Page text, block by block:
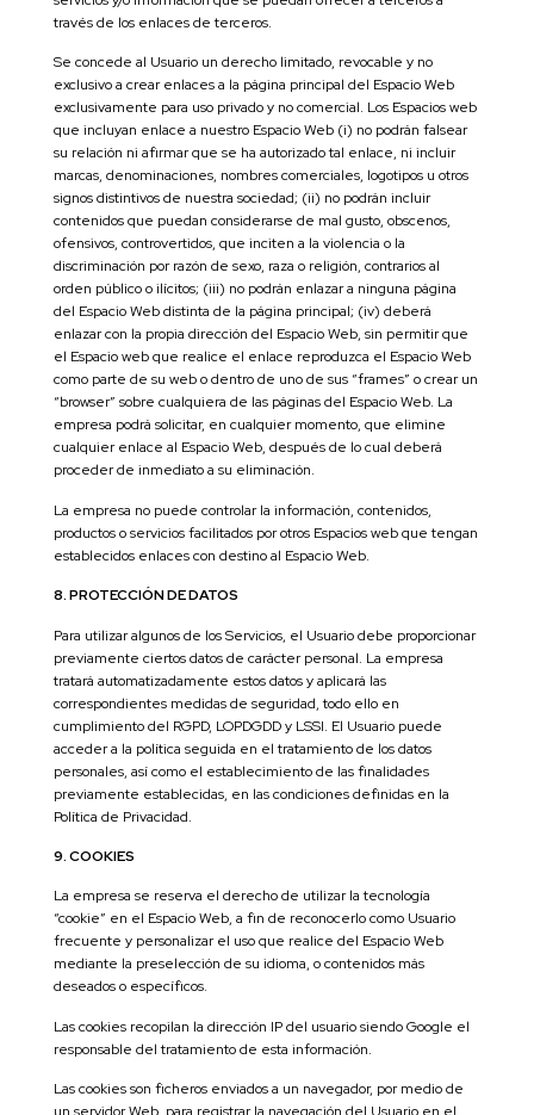
través de los enlaces de terceros.
Se concede al Usuario un derecho limitado, revocable y no
exclusivo a crear enlaces a la página principal del Espacio Web
exclusivamente para uso privado y no comercial. Los Espacios web
que incluyan enlace a nuestro Espacio Web (i) no podrán falsear
su relación ni afirmar que se ha autorizado tal enlace, ni incluir
marcas, denominaciones, nombres comerciales, logotipos u otros
signos distintivos de nuestra sociedad; (ii) no podrán incluir
contenidos que puedan considerarse de mal gusto, obscenos,
ofensivos, controvertidos, que inciten a la violencia o la
discriminación por razón de sexo, raza o religión, contrarios al
orden público o ilícitos; (iii) no podrán enlazar a ninguna página
del Espacio Web distinta de la página principal; (iv) deberá
enlazar con la propia dirección del Espacio Web, sin permitir que
el Espacio web que realice el enlace reproduzca el Espacio Web
como parte de su web o dentro de uno de sus “frames” o crear un
“browser” sobre cualquiera de las páginas del Espacio Web. La
empresa podrá solicitar, en cualquier momento, que elimine
cualquier enlace al Espacio Web, después de lo cual deberá
proceder de inmediato a su eliminación.
La empresa no puede controlar la información, contenidos,
productos o servicios facilitados por otros Espacios web que tengan
establecidos enlaces con destino al Espacio Web.
8. PROTECCIÓN DE DATOS
Para utilizar algunos de los Servicios, el Usuario debe proporcionar
previamente ciertos datos de carácter personal. La empresa
tratará automatizadamente estos datos y aplicará las
correspondientes medidas de seguridad, todo ello en
cumplimiento del RGPD, LOPDGDD y LSSI. El Usuario puede
acceder a la política seguida en el tratamiento de los datos
personales, así como el establecimiento de las finalidades
previamente establecidas, en las condiciones definidas en la
Política de Privacidad.
9. COOKIES
La empresa se reserva el derecho de utilizar la tecnología
“cookie” en el Espacio Web, a fin de reconocerlo como Usuario
frecuente y personalizar el uso que realice del Espacio Web
mediante la preselección de su idioma, o contenidos más
deseados o específicos.
Las cookies recopilan la dirección IP del usuario siendo Google el
responsable del tratamiento de esta información.
Las cookies son ficheros enviados a un navegador, por medio de